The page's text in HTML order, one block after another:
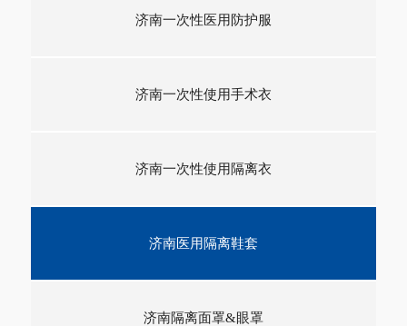
济南一次性医用防护服
济南一次性使用手术衣
济南一次性使用隔离衣
济南医用隔离鞋套
济南隔离面罩&眼罩